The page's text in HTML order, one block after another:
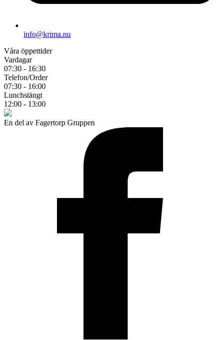
info@krima.nu
Våra öppettider
Vardagar
07:30 - 16:30
Telefon/Order
07:30 - 16:00
Lunchstängt
12:00 - 13:00
En del av Fagertorp Gruppen